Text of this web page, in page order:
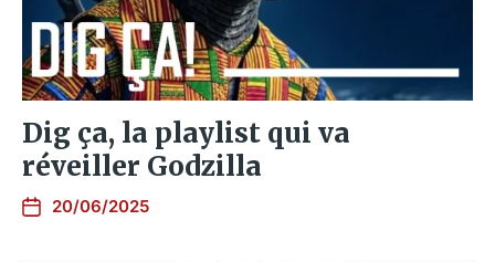
Dig ça, la playlist qui va
réveiller Godzilla
20/06/2025